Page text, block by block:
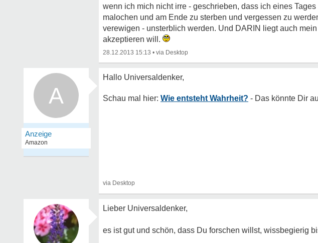
wenn ich mich nicht irre - geschrieben, dass ich eines
malochen und am Ende zu sterben und vergessen zu
verewigen - unsterblich werden. Und DARIN liegt auch
akzeptieren will.
28.12.2013 15:13 •
A Wie entsteht Wahrheit?
Lieber Universaldenker,
es ist gut und schön, dass Du forschen willst, wissbegierig